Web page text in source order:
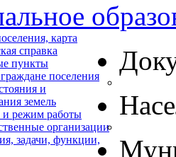
карта
справка
пункты
поселения
и
земель
и режим работы
организации
задачи, функции,